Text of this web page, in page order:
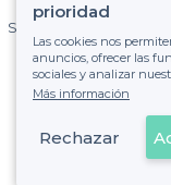
Sin comisiones y sin
prioridad
Las cookies nos
anuncios, ofrecer las
sociales y analizar
Más información
Rechazar